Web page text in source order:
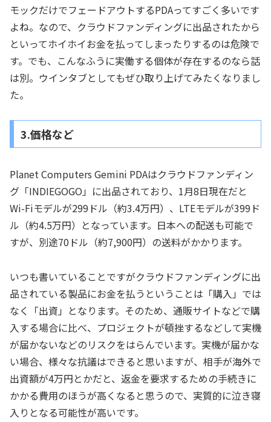
モックだけでフェードアウトするPDAってすごく多いです
よね。なので、クラウドファンディングに出品されたから
といってホイホイお金を払ってしまったりするのは危険で
す。でも、こんなふうに実働する個体が存在するのなら話
は別。ウインタブとしてもぜひ取り上げてみたくなりまし
た。
3.価格など
Planet Computers Gemini PDAはクラウドファンディン
グ「INDIEGOGO」に出品されており、1月8日現在だと
Wi-Fiモデルが299ドル（約3.4万円）、LTEモデルが399ド
ル（約4.5万円）となっています。日本への配送も可能で
すが、別途70ドル（約7,900円）の送料がかかります。
いつも書いていることですがクラウドファンディングに出
品されている製品にお金を払うということは「購入」では
なく「出資」となります。そのため、通販サイトなどで購
入する場合に比べ、プロジェクトが頓挫するなどして実機
が届かないなどのリスクをはらんでいます。実機が届かな
い場合、様々な抗議はできると思いますが、相手が海外で
出資額が4万円とかだと、返金を要求するための手続きに
かかる費用のほうが高くなると思うので、実質的に泣き寝
入りとなる可能性が高いです。